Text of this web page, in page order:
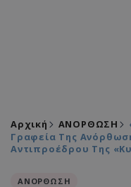
Αρχική ΑΝΟΡΘΩΣΗ
Γραφεία Της
Αντιπροέδρου Της
ΑΝΟΡΘΩΣΗ